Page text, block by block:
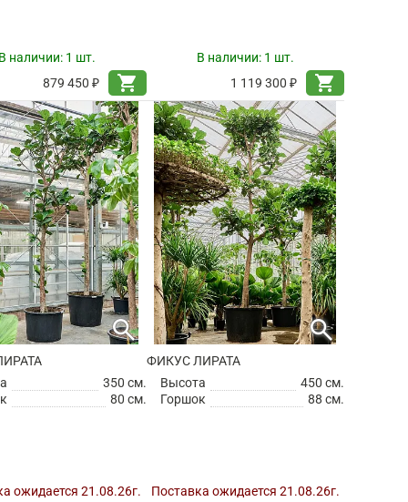
наличии: 1 шт.
879 450 ₽
shopping_cart
В наличии: 1 шт.
1 119 300 ₽
shopping_cart
search
350 см.
80 см.
ожидается 21.08.26г.
search
ФИКУС ЛИРАТА
Высота
450 см.
Горшок
88 см.
Поставка ожидается 21.08.26г.